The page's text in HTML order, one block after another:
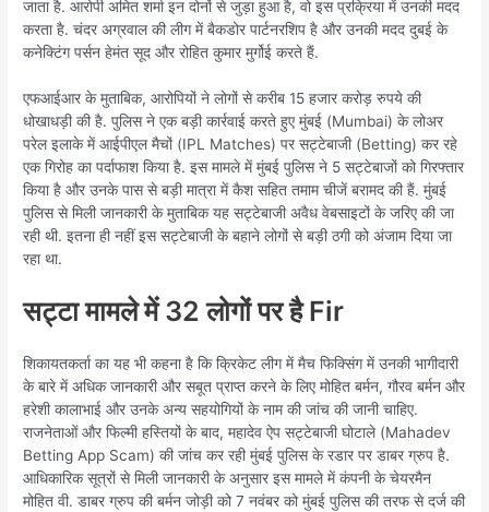
जाता है. आरोपी अमित शर्मा इन दोनों से जुड़ा हुआ है, वो इस प्रक्रिया में उनकी मदद
करता है. चंदर अग्रवाल की लीग में बैकडोर पार्टनरशिप है और उनकी मदद दुबई के
कनेक्टिंग पर्सन हेमंत सूद और रोहित कुमार मुर्गोई करते हैं.
एफआईआर के मुताबिक, आरोपियों ने लोगों से करीब 15 हजार करोड़ रुपये की
धोखाधड़ी की है. पुलिस ने एक बड़ी कार्रवाई करते हुए मुंबई (Mumbai) के लोअर
परेल इलाके में आईपीएल मैचों (IPL Matches) पर सट्टेबाजी (Betting) कर रहे
एक गिरोह का पर्दाफाश किया है. इस मामले में मुंबई पुलिस ने 5 सट्टेबाजों को गिरफ्तार
किया है और उनके पास से बड़ी मात्रा में कैश सहित तमाम चीजें बरामद की हैं. मुंबई
पुलिस से मिली जानकारी के मुताबिक यह सट्टेबाजी अवैध वेबसाइटों के जरिए की जा
रही थी. इतना ही नहीं इस सट्टेबाजी के बहाने लोगों से बड़ी ठगी को अंजाम दिया जा
रहा था.
सट्टा मामले में 32 लोगों पर है Fir
शिकायतकर्ता का यह भी कहना है कि क्रिकेट लीग में मैच फिक्सिंग में उनकी भागीदारी
के बारे में अधिक जानकारी और सबूत प्राप्त करने के लिए मोहित बर्मन, गौरव बर्मन और
हरेशी कालाभाई और उनके अन्य सहयोगियों के नाम की जांच की जानी चाहिए.
राजनेताओं और फिल्मी हस्तियों के बाद, महादेव ऐप सट्टेबाजी घोटाले (Mahadev
Betting App Scam) की जांच कर रही मुंबई पुलिस के रडार पर डाबर ग्रुप है.
आधिकारिक सूत्रों से मिली जानकारी के अनुसार इस मामले में कंपनी के चेयरमैन
मोहित वी. डाबर ग्रुप की बर्मन जोड़ी को 7 नवंबर को मुंबई पुलिस की तरफ से दर्ज की